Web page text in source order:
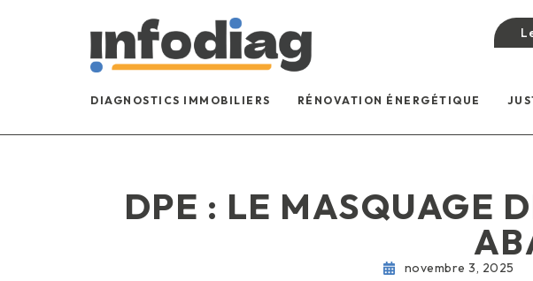
DIAGNOSTICS IMMOBILIERS RÉNOVATION ÉNERGÉTIQUE
DPE : LE MASQUAGE
novembre 3, 2025